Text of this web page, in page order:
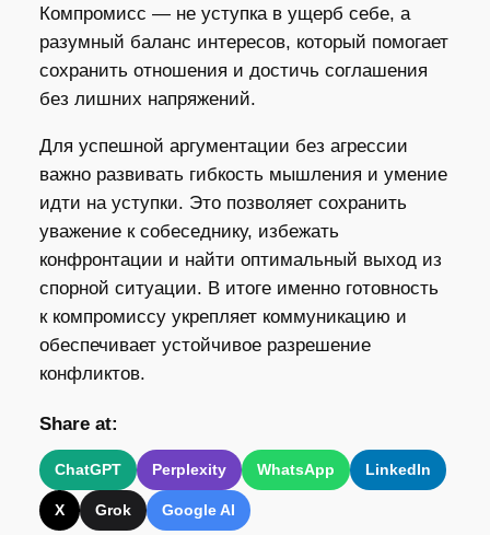
Компромисс — не уступка в ущерб себе, а
разумный баланс интересов, который помогает
сохранить отношения и достичь соглашения
без лишних напряжений.
Для успешной аргументации без агрессии
важно развивать гибкость мышления и умение
идти на уступки. Это позволяет сохранить
уважение к собеседнику, избежать
конфронтации и найти оптимальный выход из
спорной ситуации. В итоге именно готовность
к компромиссу укрепляет коммуникацию и
обеспечивает устойчивое разрешение
конфликтов.
Share at:
ChatGPT Perplexity WhatsApp LinkedIn
X Grok Google AI